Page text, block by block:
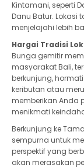
Kintamani, seperti
Danu Batur.
menjelajahi lebih
Hargai Tradisi
Bunga gemitir
masyarakat Bali,
berkunjung,
keributan atau
memberikan Anda
menikmati
Berkunjung ke
sempurna untuk
perspektif yang
akan merasakan